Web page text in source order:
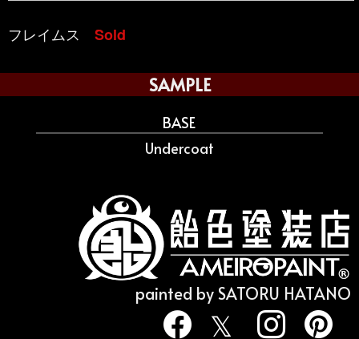
フレイムス Sold
SAMPLE
BASE
Undercoat
painted by SATORU HATANO